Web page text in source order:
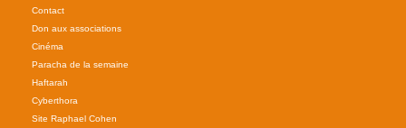
Contact
Don aux associations
Cinéma
Paracha de la semaine
Haftarah
Cyberthora
Site Raphael Cohen